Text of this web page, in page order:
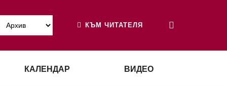
КЪМ ЧИТАТЕЛЯ
КАЛЕНДАР ВИДЕО